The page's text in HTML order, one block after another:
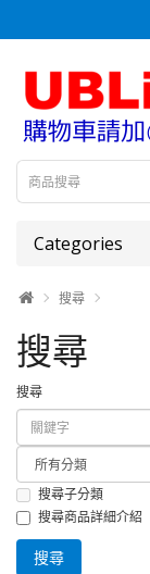
Categories
搜尋
搜尋
搜尋
搜尋子分類
搜尋商品詳細介紹